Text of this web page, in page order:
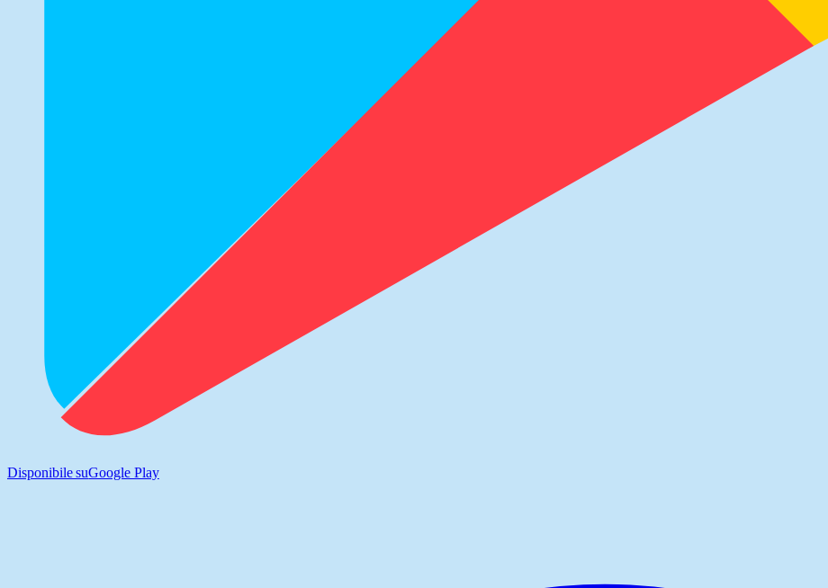
Disponibile suGoogle Play